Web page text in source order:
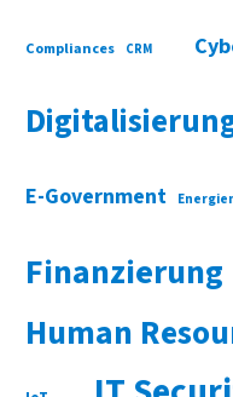
Compliances CRM
E-Government
Finanzierung
Human